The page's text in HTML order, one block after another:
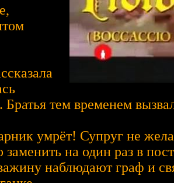
тем временем
умрёт! Супруг не
на один раз в
наблюдают граф и